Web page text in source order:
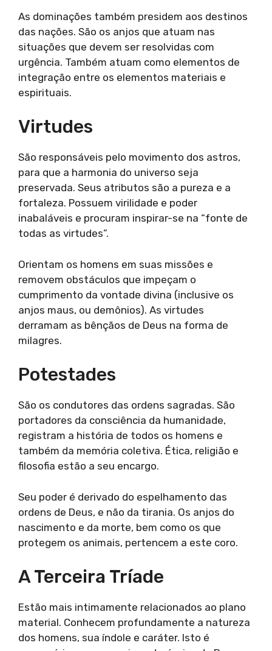
As dominações também presidem aos destinos
das nações. São os anjos que atuam nas
situações que devem ser resolvidas com
urgência. Também atuam como elementos de
integração entre os elementos materiais e
espirituais.
Virtudes
São responsáveis pelo movimento dos astros,
para que a harmonia do universo seja
preservada. Seus atributos são a pureza e a
fortaleza. Possuem virilidade e poder
inabaláveis e procuram inspirar-se na “fonte de
todas as virtudes”.
Orientam os homens em suas missões e
removem obstáculos que impeçam o
cumprimento da vontade divina (inclusive os
anjos maus, ou demônios). As virtudes
derramam as bênçãos de Deus na forma de
milagres.
Potestades
São os condutores das ordens sagradas. São
portadores da consciência da humanidade,
registram a história de todos os homens e
também da memória coletiva. Ética, religião e
filosofia estão a seu encargo.
Seu poder é derivado do espelhamento das
ordens de Deus, e não da tirania. Os anjos do
nascimento e da morte, bem como os que
protegem os animais, pertencem a este coro.
A Terceira Tríade
Estão mais intimamente relacionados ao plano
material. Conhecem profundamente a natureza
dos homens, sua índole e caráter. Isto é